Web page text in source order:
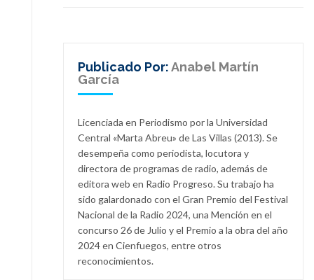
Publicado Por:Anabel Martín
García
Licenciada en Periodismo por la Universidad
Central «Marta Abreu» de Las Villas (2013). Se
desempeña como periodista, locutora y
directora de programas de radio, además de
editora web en Radio Progreso. Su trabajo ha
sido galardonado con el Gran Premio del Festival
Nacional de la Radio 2024, una Mención en el
concurso 26 de Julio y el Premio a la obra del año
2024 en Cienfuegos, entre otros
reconocimientos.